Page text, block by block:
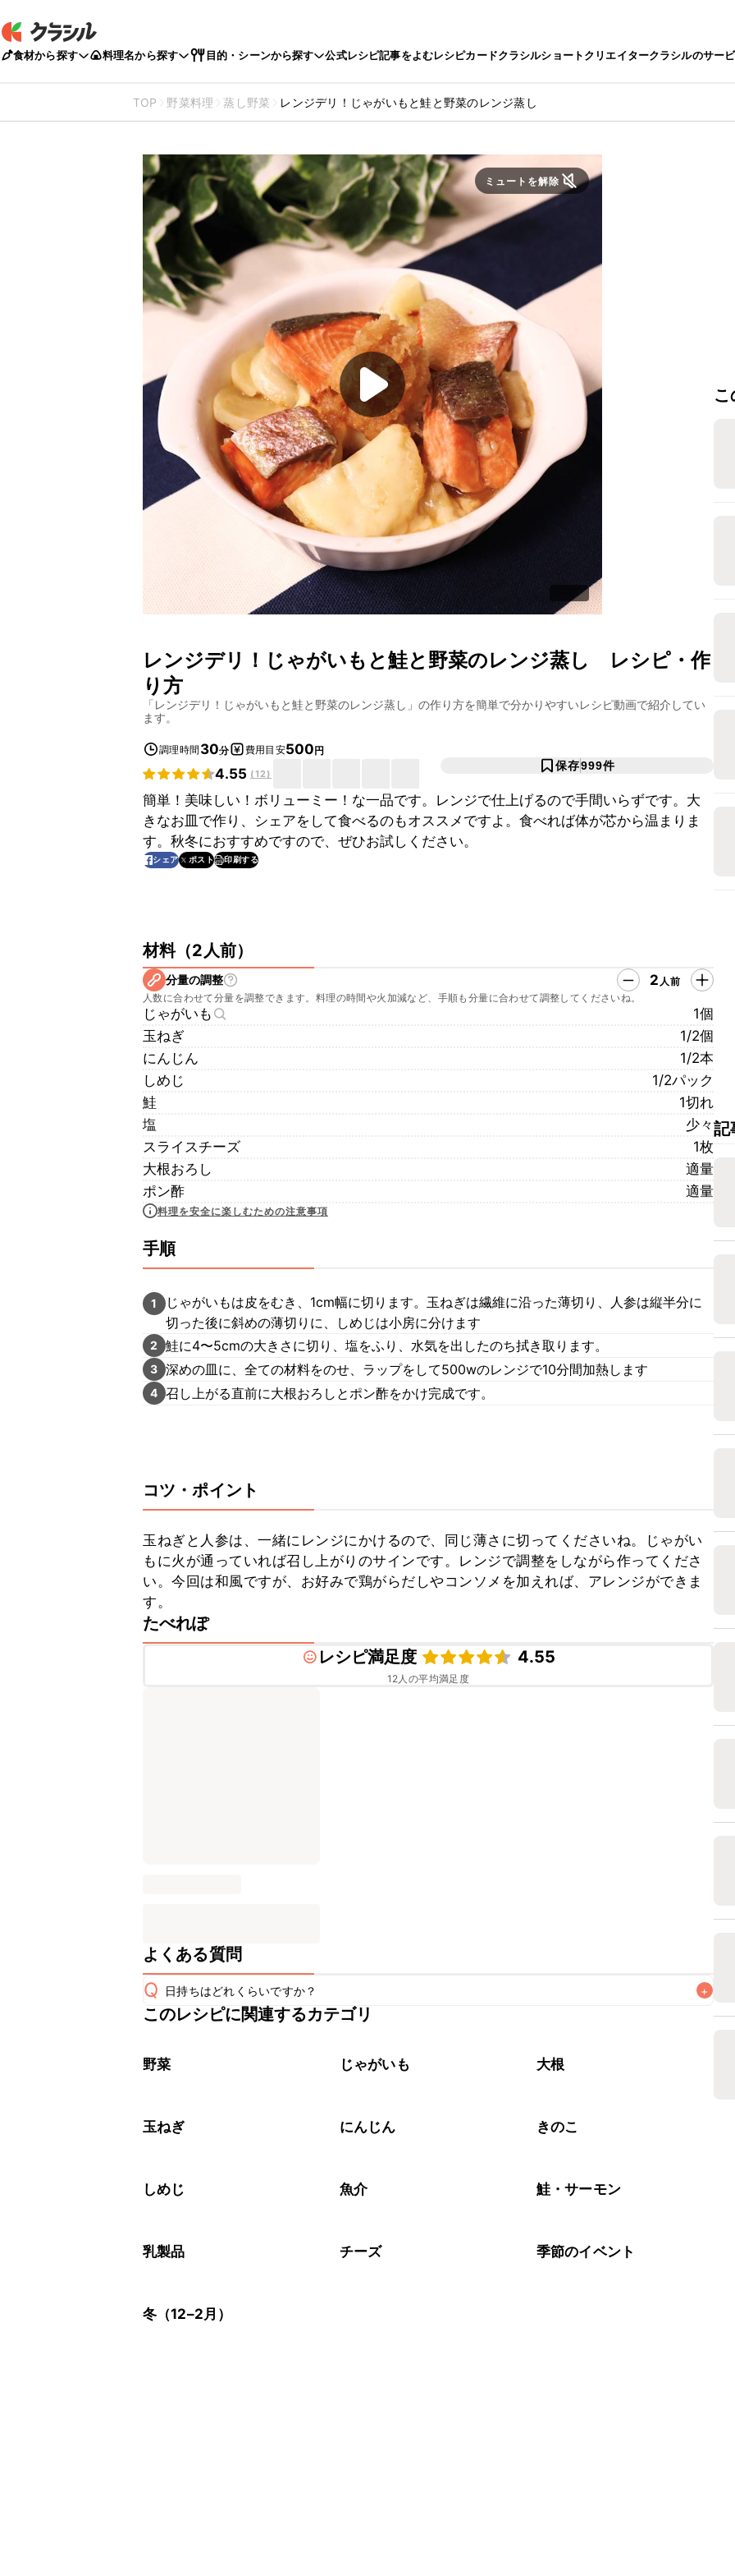
食材から探す 料理名から探す 目的・シーンから探す 公式レシピ記事をよむレシピカードクラシルショートクリエイタークラシルのサー
TOP 野菜料理 蒸し野菜 レンジデリ！じゃがいもと鮭と野菜のレンジ蒸し
ミュートを解除
レンジデリ！じゃがいもと鮭と野菜のレンジ蒸し
レシピ・作
り方
「レンジデリ！じゃがいもと鮭と野菜のレンジ蒸し 」の作り方を簡単で分かりやすいレシピ動画で紹介してい
ます。
調理時間 30分 費用目安500円
4.55 (12)
保存999件
簡単！美味しい！ボリューミー！な一品です。レンジで仕上げるので手間いらずです。大
きなお皿で作り、シェアをして食べるのもオススメですよ。食べれば体が芯から温まりま
す。秋冬におすすめですので、ぜひお試しください。
シェア ポスト 印刷する
材料（2人前）
分量の調整 2 人前
人数に合わせて分量を調整できます。料理の時間や火加減など、手順も分量に合わせて調整してくださいね。
じゃがいも
1個
玉ねぎ
1/2個
にんじん
1/2本
しめじ
1/2パック
鮭
1切れ
塩
少々
スライスチーズ
1枚
大根おろし
適量
ポン酢
適量
料理を安全に楽しむための注意事項
手順
1
じゃがいもは皮をむき、1cm幅に切ります。玉ねぎは繊維に沿った薄切り、人参は縦半分に
切った後に斜めの薄切りに、しめじは小房に分けます
2 鮭に4〜5cmの大きさに切り、塩をふり、水気を出したのち拭き取ります。
3 深めの皿に、全ての材料をのせ、ラップをして500wのレンジで10分間加熱します
4 召し上がる直前に大根おろしとポン酢をかけ完成です。
コツ・ポイント
玉ねぎと人参は、一緒にレンジにかけるので、同じ薄さに切ってくださいね。じゃがい
もに火が通っていれば召し上がりのサインです。レンジで調整をしながら作ってくださ
い。今回は和風ですが、お好みで鶏がらだしやコンソメを加えれば、アレンジができま
す。
たべれぽ
レシピ満足度
4.55
12人の平均満足度
よくある質問
Q 日持ちはどれくらいですか？ +
保存期間は冷蔵で翌日中が目安です。なるべくお早めにお召し上がりください。
※日持ちは目安です。
このレシピに関連するカテゴリ
野菜 じゃがいも 大根
玉ねぎ にんじん きのこ
しめじ 魚介 鮭・サーモン
乳製品 チーズ 季節のイベント
冬（12–2月）
記